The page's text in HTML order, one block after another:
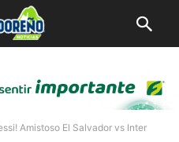
Amistoso El Salvador vs Inter